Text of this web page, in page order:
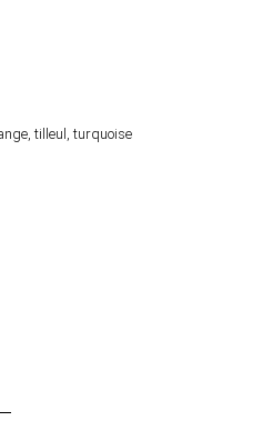
tilleul, turquoise